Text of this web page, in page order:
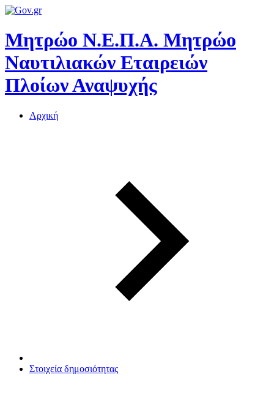
Μητρώο Ν.Ε.Π.Α. Μητρώο
Ναυτιλιακών Εταιρειών
Πλοίων Αναψυχής
Αρχική
Στοιχεία δημοσιότητας